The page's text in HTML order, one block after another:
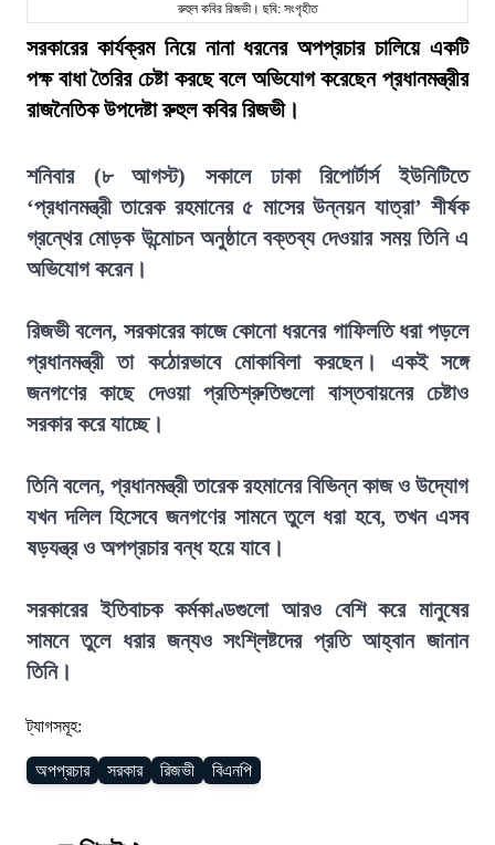
রুহুল কবির রিজভী। ছবি: সংগৃহীত
সরকারের কার্যক্রম নিয়ে নানা ধরনের অপপ্রচার চালিয়ে একটি
পক্ষ বাধা তৈরির চেষ্টা করছে বলে অভিযোগ করেছেন প্রধানমন্ত্রীর
রাজনৈতিক উপদেষ্টা রুহুল কবির রিজভী।
শনিবার (৮ আগস্ট) সকালে ঢাকা রিপোর্টার্স ইউনিটিতে
‘প্রধানমন্ত্রী তারেক রহমানের ৫ মাসের উন্নয়ন যাত্রা’ শীর্ষক
গ্রন্থের মোড়ক উন্মোচন অনুষ্ঠানে বক্তব্য দেওয়ার সময় তিনি এ
অভিযোগ করেন।
রিজভী বলেন, সরকারের কাজে কোনো ধরনের গাফিলতি ধরা পড়লে
প্রধানমন্ত্রী তা কঠোরভাবে মোকাবিলা করছেন। একই সঙ্গে
জনগণের কাছে দেওয়া প্রতিশ্রুতিগুলো বাস্তবায়নের চেষ্টাও
সরকার করে যাচ্ছে।
তিনি বলেন, প্রধানমন্ত্রী তারেক রহমানের বিভিন্ন কাজ ও উদ্যোগ
যখন দলিল হিসেবে জনগণের সামনে তুলে ধরা হবে, তখন এসব
ষড়যন্ত্র ও অপপ্রচার বন্ধ হয়ে যাবে।
সরকারের ইতিবাচক কর্মকাণ্ডগুলো আরও বেশি করে মানুষের
সামনে তুলে ধরার জন্যও সংশ্লিষ্টদের প্রতি আহ্বান জানান
তিনি।
ট্যাগসমূহ:
অপপ্রচার সরকার রিজভী বিএনপি